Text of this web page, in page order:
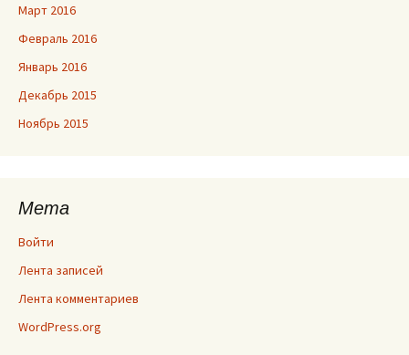
Март 2016
Февраль 2016
Январь 2016
Декабрь 2015
Ноябрь 2015
Мета
Войти
Лента записей
Лента комментариев
WordPress.org